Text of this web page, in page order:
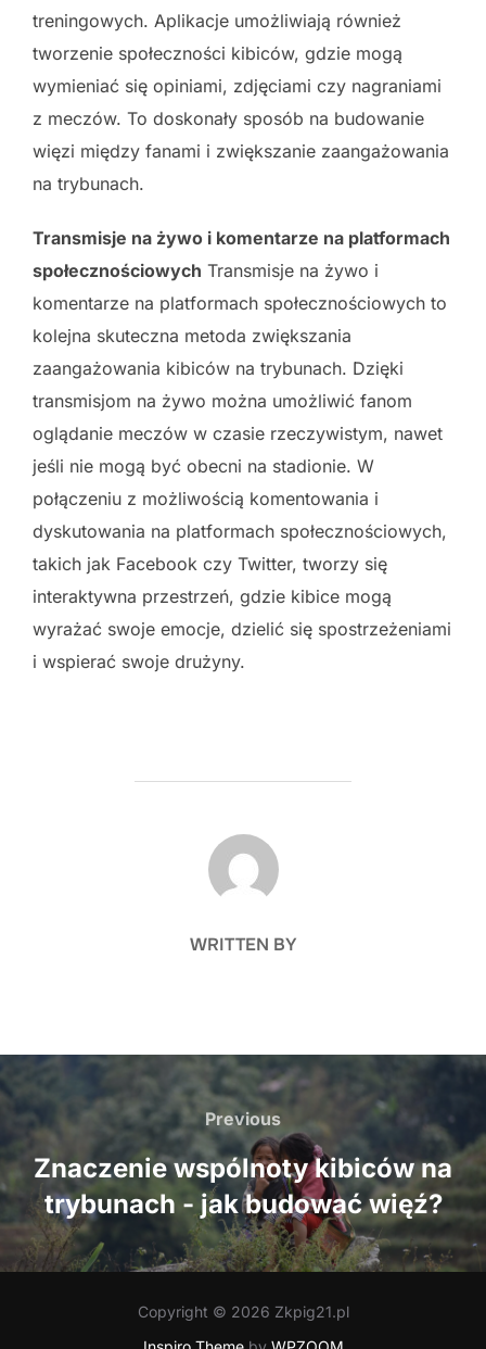
treningowych. Aplikacje umożliwiają również
tworzenie społeczności kibiców, gdzie mogą
wymieniać się opiniami, zdjęciami czy nagraniami
z meczów. To doskonały sposób na budowanie
więzi między fanami i zwiększanie zaangażowania
na trybunach.
Transmisje na żywo i komentarze na platformach
społecznościowych Transmisje na żywo i
komentarze na platformach społecznościowych to
kolejna skuteczna metoda zwiększania
zaangażowania kibiców na trybunach. Dzięki
transmisjom na żywo można umożliwić fanom
oglądanie meczów w czasie rzeczywistym, nawet
jeśli nie mogą być obecni na stadionie. W
połączeniu z możliwością komentowania i
dyskutowania na platformach społecznościowych,
takich jak Facebook czy Twitter, tworzy się
interaktywna przestrzeń, gdzie kibice mogą
wyrażać swoje emocje, dzielić się spostrzeżeniami
i wspierać swoje drużyny.
POST AUTHOR
WRITTEN BY
Nawigacja
wpisu
Previous
Previous
Znaczenie wspólnoty kibiców na
trybunach - jak budować więź?
Copyright © 2026 Zkpig21.pl